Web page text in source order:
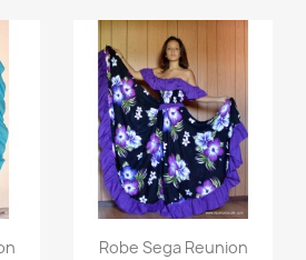
Aperçu rapide
Robe Sega Reunion